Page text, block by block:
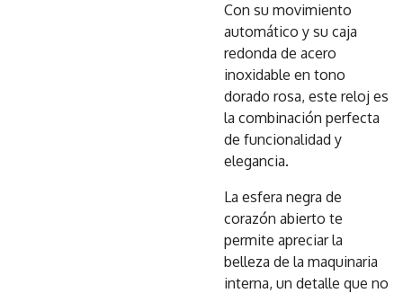
Con su movimiento
automático y su caja
redonda de acero
inoxidable en tono
dorado rosa, este reloj es
la combinación perfecta
de funcionalidad y
elegancia.
La esfera negra de
corazón abierto te
permite apreciar la
belleza de la maquinaria
interna, un detalle que no